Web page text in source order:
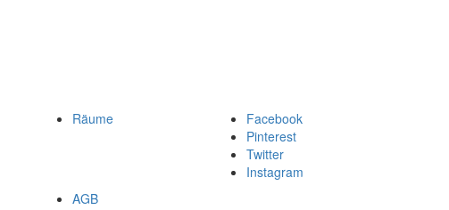
Räume
Facebook
Pinterest
Twitter
Instagram
AGB